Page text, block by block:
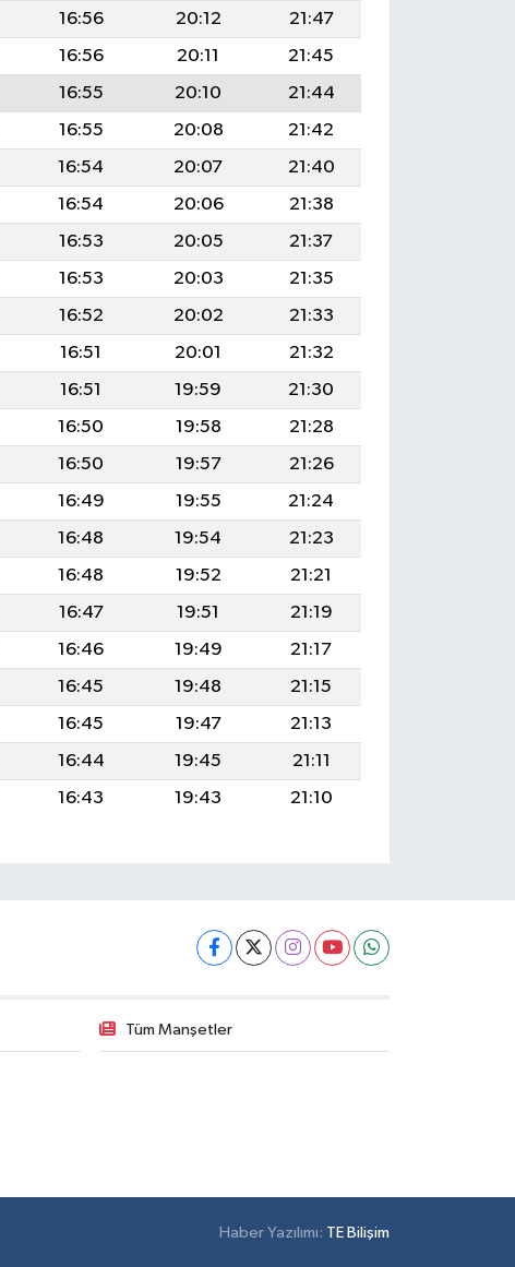
16:56 20:12
21:47
16:56 20:11
21:45
16:55 20:10
21:44
16:55 20:08
21:42
16:54 20:07
21:40
16:54 20:06
21:38
16:53 20:05
21:37
16:53 20:03
21:35
16:52 20:02
21:33
16:51 20:01
21:32
16:51 19:59
21:30
16:50 19:58
21:28
16:50 19:57
21:26
16:49 19:55
21:24
16:48 19:54
21:23
16:48 19:52
21:21
16:47 19:51
21:19
16:46 19:49
21:17
16:45 19:48
21:15
16:45 19:47
21:13
16:44 19:45
21:11
16:43 19:43 21:10
Tüm Manşetler
Haber Yazılımı: TE Bilişim